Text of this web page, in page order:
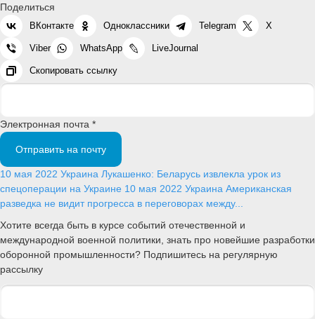
Поделиться
ВКонтакте Одноклассники Telegram X
Viber WhatsApp LiveJournal
Скопировать ссылку
Электронная почта *
Отправить на почту
10 мая 2022 Украина Лукашенко: Беларусь извлекла урок из
спецоперации на Украине 10 мая 2022 Украина Американская
разведка не видит прогресса в переговорах между...
Хотите всегда быть в курсе событий отечественной и
международной военной политики, знать про новейшие разработки
оборонной промышленности? Подпишитесь на регулярную
рассылку